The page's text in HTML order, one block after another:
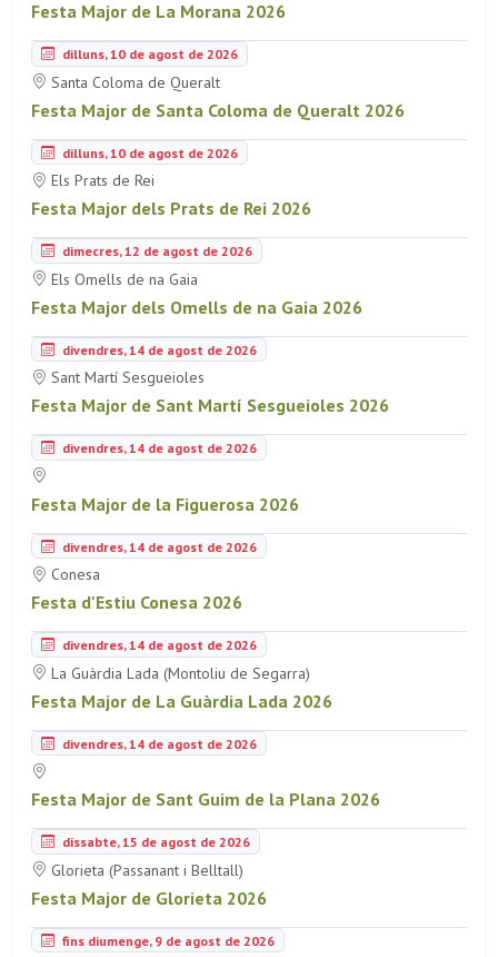
Festa Major de La Morana 2026
dilluns, 10 de agost de 2026
Santa Coloma de Queralt
Festa Major de Santa Coloma de Queralt 2026
dilluns, 10 de agost de 2026
Els Prats de Rei
Festa Major dels Prats de Rei 2026
dimecres, 12 de agost de 2026
Els Omells de na Gaia
Festa Major dels Omells de na Gaia 2026
divendres, 14 de agost de 2026
Sant Martí Sesgueioles
Festa Major de Sant Martí Sesgueioles 2026
divendres, 14 de agost de 2026
Festa Major de la Figuerosa 2026
divendres, 14 de agost de 2026
Conesa
Festa d'Estiu Conesa 2026
divendres, 14 de agost de 2026
La Guàrdia Lada (Montoliu de Segarra)
Festa Major de La Guàrdia Lada 2026
divendres, 14 de agost de 2026
Festa Major de Sant Guim de la Plana 2026
dissabte, 15 de agost de 2026
Glorieta (Passanant i Belltall)
Festa Major de Glorieta 2026
fins diumenge, 9 de agost de 2026